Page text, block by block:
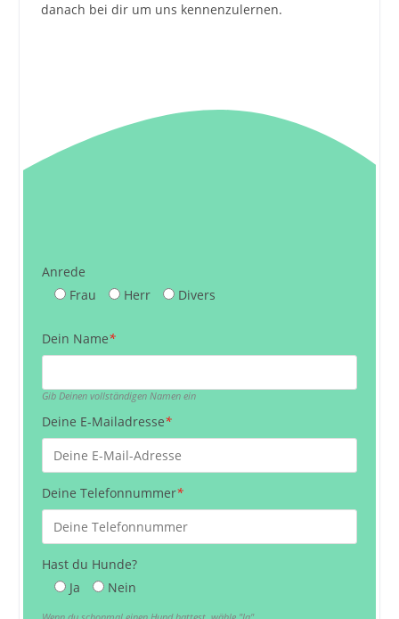
danach bei dir um uns kennenzulernen.
Anrede
Frau
Herr Divers
Dein Name*
Gib Deinen vollständigen Namen ein
Deine E-Mailadresse*
Deine Telefonnummer*
Hast du Hunde?
Ja
Nein